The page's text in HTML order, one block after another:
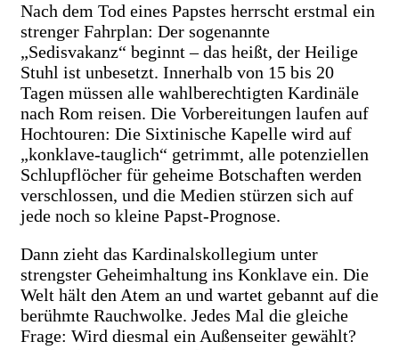
Nach dem Tod eines Papstes herrscht erstmal ein
strenger Fahrplan: Der sogenannte
„Sedisvakanz“ beginnt – das heißt, der Heilige
Stuhl ist unbesetzt. Innerhalb von 15 bis 20
Tagen müssen alle wahlberechtigten Kardinäle
nach Rom reisen. Die Vorbereitungen laufen auf
Hochtouren: Die Sixtinische Kapelle wird auf
„konklave-tauglich“ getrimmt, alle potenziellen
Schlupflöcher für geheime Botschaften werden
verschlossen, und die Medien stürzen sich auf
jede noch so kleine Papst-Prognose.
Dann zieht das Kardinalskollegium unter
strengster Geheimhaltung ins Konklave ein. Die
Welt hält den Atem an und wartet gebannt auf die
berühmte Rauchwolke. Jedes Mal die gleiche
Frage: Wird diesmal ein Außenseiter gewählt?